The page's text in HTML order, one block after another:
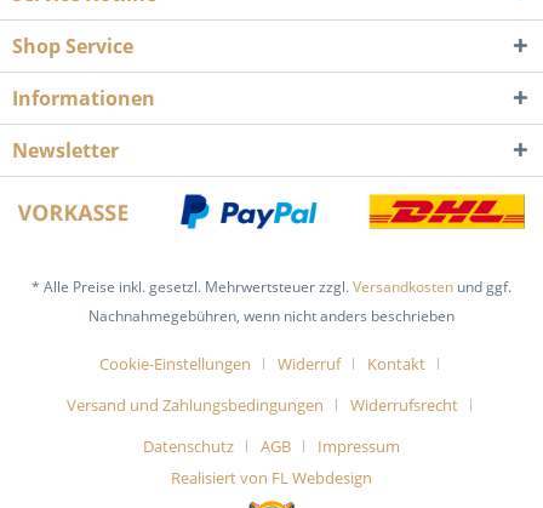
Shop Service
Informationen
Newsletter
* Alle Preise inkl. gesetzl. Mehrwertsteuer zzgl.Versandkosten und ggf.
Nachnahmegebühren, wenn nicht anders beschrieben
Cookie-Einstellungen Widerruf
Kontakt
Versand und Zahlungsbedingungen
Widerrufsrecht
Datenschutz
AGB
Impressum
Realisiert von FL Webdesign